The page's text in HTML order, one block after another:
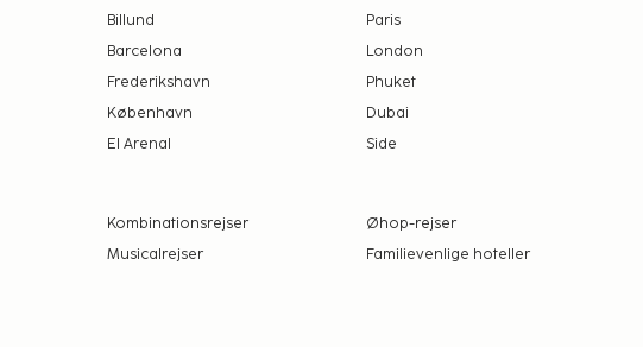
Billund
Paris
Barcelona
London
Frederikshavn
Phuket
København
Dubai
El Arenal Side
Kombinationsrejser
Øhop-rejser
Musicalrejser Familievenlige hoteller